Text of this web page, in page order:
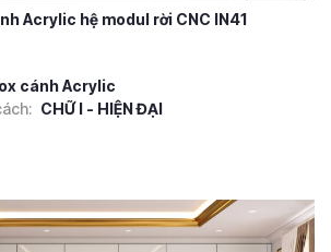
Acrylic hệ modul rời CNC IN41
cánh Acrylic
CHỮ I - HIỆN ĐẠI